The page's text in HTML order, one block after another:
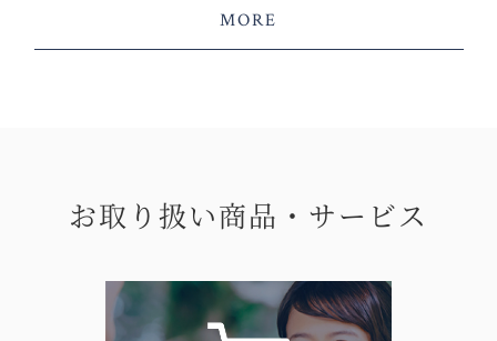
MORE
お取り扱い商品・サービス